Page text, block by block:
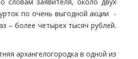
по очень выгодной акции -
– более четырех тысяч рублей.
архангелогородка в одной из